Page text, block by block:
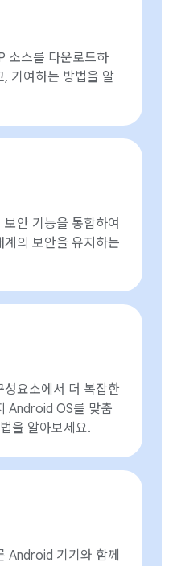
소스를 다운로드하
기여하는 방법을 알
안 기능을 통합하여
의 보안을 유지하는
요소에서 더 복잡한
Android OS를 맞춤
을 알아보세요.
Android 기기와 함께